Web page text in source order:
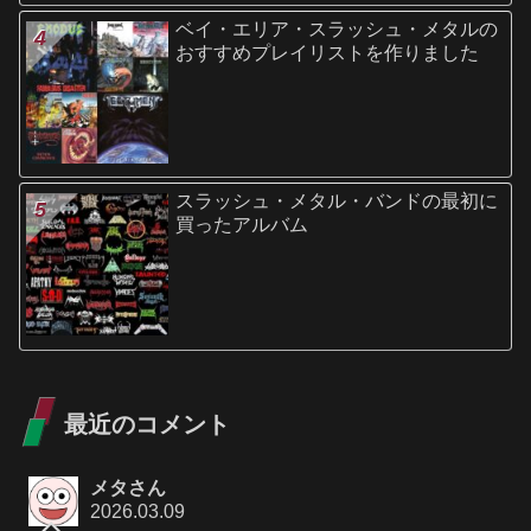
ベイ・エリア・スラッシュ・メタルの
おすすめプレイリストを作りました
スラッシュ・メタル・バンドの最初に
買ったアルバム
最近のコメント
メタさん
2026.03.09